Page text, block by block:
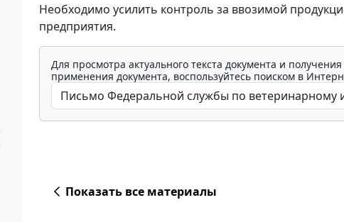
Необходимо усилить контроль за ввозимой
предприятия.
Для просмотра актуального текста документа и
применения документа, воспользуйтесь поиском в
Показать все материалы